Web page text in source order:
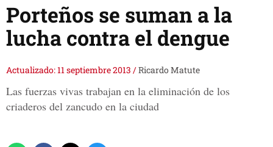
Porteños se suman a la
lucha contra el dengue
Actualizado: 11 septiembre 2013 /Ricardo Matute
Las fuerzas vivas trabajan en la eliminación de los
criaderos del zancudo en la ciudad